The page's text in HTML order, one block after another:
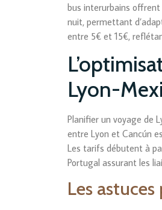
bus interurbains
nuit, permettant
entre 5€ et 15€,
Lyon-
Planifier un voyage de
entre Lyon et Cancún
Les tarifs débutent à
Portugal assurant les
Les